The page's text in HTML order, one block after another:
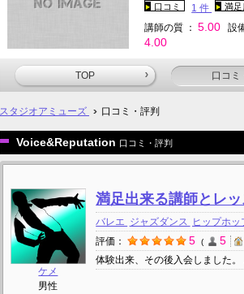
口コミ 1 件 満足
講師の質 ：5.00 設
4.00
TOP 口コミ
スタジオアミューズ 口コミ・評判
Voice&Reputation 口コミ・評判
ケメ
男性
満足出来る講師とレ
バレエ ジャズダンス ヒップホッ
評価：
5 5
体験出来、その後入会しました。